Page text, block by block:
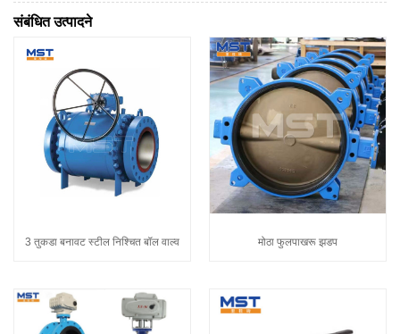
संबंधित उत्पादने
3 तुकडा बनावट स्टील निश्चित बॉल वाल्व मोठा फुलपाखरू झडप